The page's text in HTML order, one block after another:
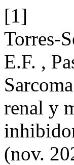
[1]
Torres-
E.F. ,
renal y
(nov.